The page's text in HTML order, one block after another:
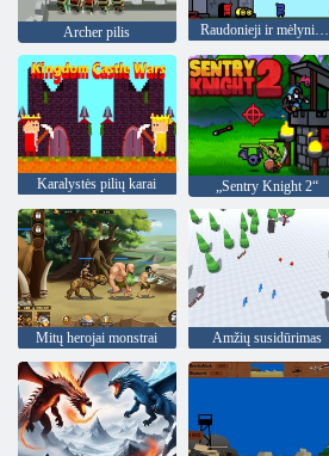
Archer pilis Raudonieji ir mėlynieji Castlewars
Karalystės pilių karai „Sentry Knight 2“
Mitų herojai monstrai Amžių susidūrimas